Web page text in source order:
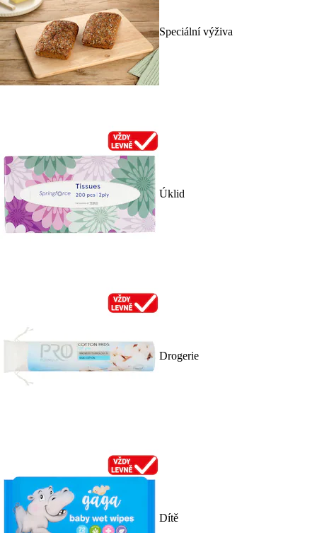
Speciální výživa
Úklid
Drogerie
Dítě